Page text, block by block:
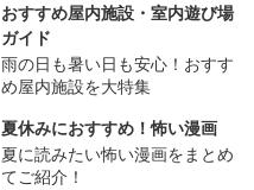
おすすめ屋内施設・室内遊び場
ガイド
雨の日も暑い日も安心！おすす
め屋内施設を大特集
夏休みにおすすめ！怖い漫画
夏に読みたい怖い漫画をまとめ
てご紹介！